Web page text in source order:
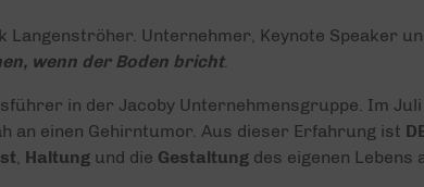
Unternehmer, Keynote Speaker
wenn der Boden bricht.
in der Jacoby Unternehmensgruppe. Im
an einen Gehirntumor. Aus dieser Erfahrung ist
, Haltungund die Gestaltungdes eigenen Lebens